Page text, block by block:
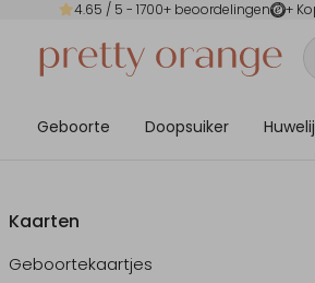
4.65 / 5 - 1700+ beoordelingen +
Geboorte Doopsuiker
Kaarten
Geboortekaartjes